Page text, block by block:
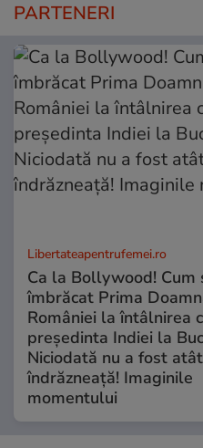
PARTENERI
Libertateapentrufemei.ro
Ca la Bollywood! Cum
îmbrăcat Prima
României la întâlnirea
președinta Indiei la
Niciodată nu a fost
îndrăzneață! Imaginile
momentului